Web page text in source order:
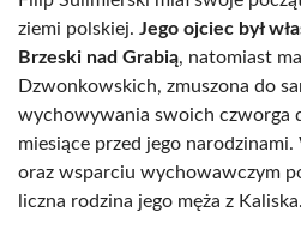
ziemi polskiej. Jego ojciec był
Brzeski nad Grabią, natomiast
Dzwonkowskich, zmuszona do
wychowywania swoich czworga
miesiące przed jego
oraz wsparciu wychowawczym
liczna rodzina jego męża z Kaliska.